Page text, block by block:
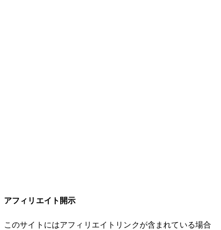
アフィリエイト開示
このサイトにはアフィリエイトリンクが含まれている場合